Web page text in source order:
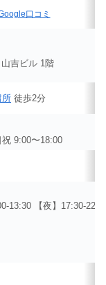
口コミ
吉ビル 1階
所 徒歩2分
9:00〜18:00
13:30 【夜】17:30-